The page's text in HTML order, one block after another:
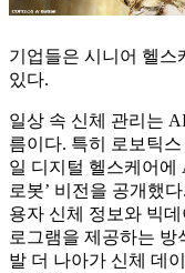
기업들은 시니어 헬스
있다.
일상 속 신체 관리는
름이다. 특히 로보틱
일 디지털 헬스케어에
로봇’ 비전을 공개했
용자 신체 정보와 빅
로그램을 제공하는
발 더 나아가 신체 데